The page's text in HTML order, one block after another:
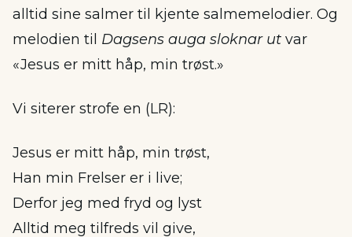
alltid sine salmer til kjente salmemelodier. Og
melodien til Dagsens auga sloknar ut var
«Jesus er mitt håp, min trøst.»
Vi siterer strofe en (LR):
Jesus er mitt håp, min trøst,
Han min Frelser er i live;
Derfor jeg med fryd og lyst
Alltid meg tilfreds vil give,